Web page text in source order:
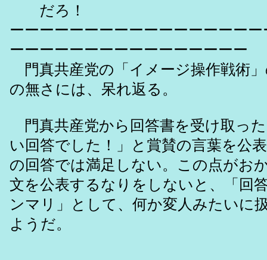
だろ！
ーーーーーーーーーーーーーーーー
ーーーーーーーーーーーーーーーー
門真共産党の「イメージ操作戦術
の無さには、呆れ返る。
門真共産党から回答書を受け取っ
い回答でした！」と賞賛の言葉を公
の回答では満足しない。この点がお
文を公表するなりをしないと、「回
ンマリ」として、何か変人みたいに
ようだ。